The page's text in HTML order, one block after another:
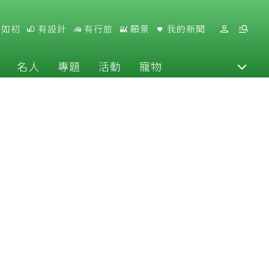
初 有設計 有行旅 願景 我的新聞
名人 專題 活動 寵物